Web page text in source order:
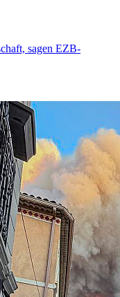
sagen EZB-